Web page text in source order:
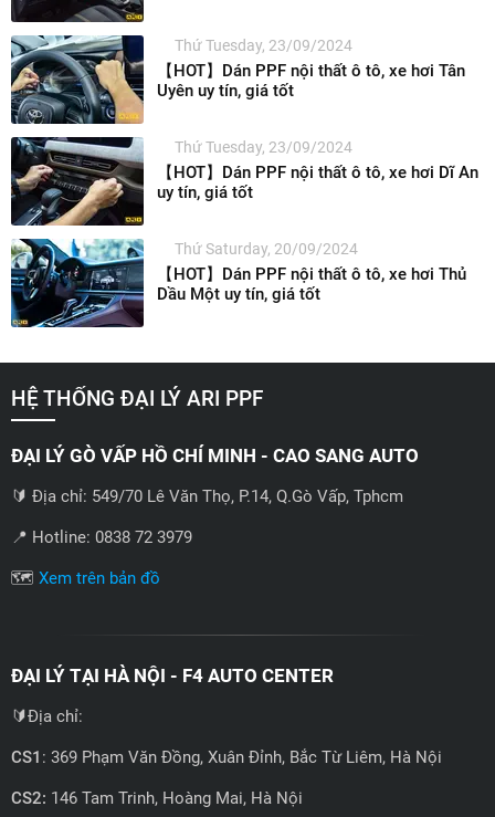
Thứ Tuesday, 23/09/2024
【HOT】Dán PPF nội thất ô tô, xe hơi Tân
Uyên uy tín, giá tốt
Thứ Tuesday, 23/09/2024
【HOT】Dán PPF nội thất ô tô, xe hơi Dĩ An
uy tín, giá tốt
Thứ Saturday, 20/09/2024
【HOT】Dán PPF nội thất ô tô, xe hơi Thủ
Dầu Một uy tín, giá tốt
HỆ THỐNG ĐẠI LÝ ARI PPF
ĐẠI LÝ GÒ VẤP HỒ CHÍ MINH - CAO SANG AUTO
🔰 Địa chỉ: 549/70 Lê Văn Thọ, P.14, Q.Gò Vấp, Tphcm
📍 Hotline: 0838 72 3979
🗺️ Xem trên bản đồ
ĐẠI LÝ TẠI HÀ NỘI - F4 AUTO CENTER
🔰Địa chỉ:
CS1 : 369 Phạm Văn Đồng, Xuân Đỉnh, Bắc Từ Liêm, Hà Nội
CS2: 146 Tam Trinh, Hoàng Mai, Hà Nội